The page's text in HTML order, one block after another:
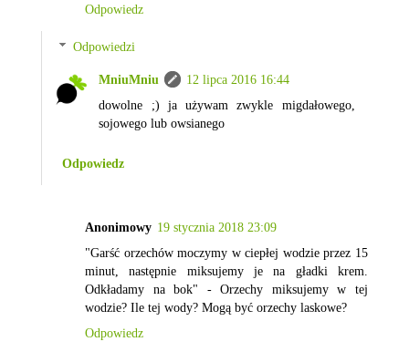
Odpowiedz
Odpowiedzi
MniuMniu
12 lipca 2016 16:44
dowolne ;) ja używam zwykle migdałowego,
sojowego lub owsianego
Odpowiedz
Anonimowy 19 stycznia 2018 23:09
"Garść orzechów moczymy w ciepłej wodzie przez 15
minut, następnie miksujemy je na gładki krem.
Odkładamy na bok" - Orzechy miksujemy w tej
wodzie? Ile tej wody? Mogą być orzechy laskowe?
Odpowiedz